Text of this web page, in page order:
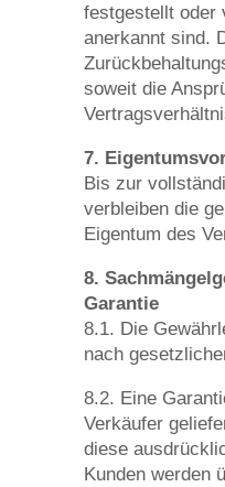
festgestellt oder
anerkannt sind.
soweit die
7.
Bis zur
verbleiben die
Eigentum des
8.
Garantie
8.1. Die
nach
8.2. Eine
Verkäufer
diese
Kunden werden